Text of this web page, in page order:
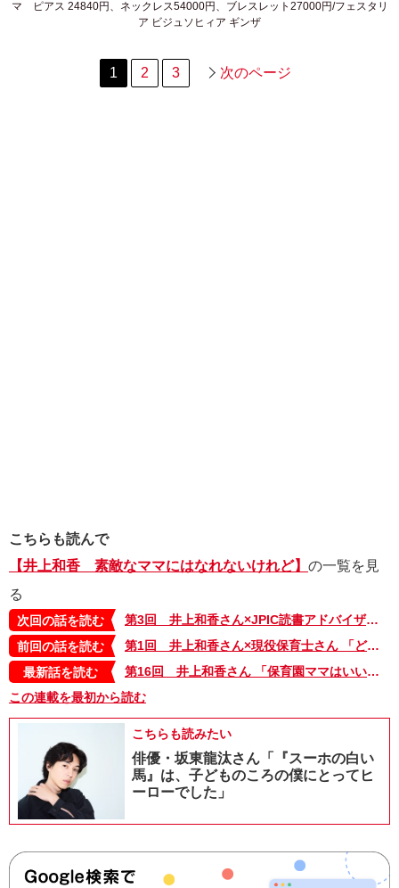
マ ピアス 24840円、ネックレス54000円、ブレスレット27000円/フェスタリ
ア ビジュソヒィア ギンザ
1 2 3 次のページ
こちらも読んで
【井上和香 素敵なママにはなれないけれど】 の一覧を見
る
次回の話を読む
第3回 井上和香さん×JPIC読書アドバイザーさん 「2歳の娘への読み聞かせ、これでいいでしょうか?」
前回の話を読む
第1回 井上和香さん×現役保育士さん 「どうして保育園では野菜が食べられるのに、うちではダメなの？」
最新話を読む
第16回 井上和香さん 「保育園ママはいい距離感で仲良くなれる大切な友達」
この連載を最初から読む
こちらも読みたい
俳優・坂東龍汰さん「『スーホの白い
馬』は、子どものころの僕にとってヒ
ーローでした」